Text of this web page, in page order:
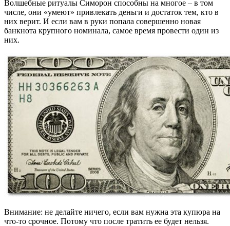
Волшебные ритуалы Симорон способны на многое – в том
числе, они «умеют» привлекать деньги и достаток тем, кто в
них верит. И если вам в руки попала совершенно новая
банкнота крупного номинала, самое время провести один из
них.
Внимание: не делайте ничего, если вам нужна эта купюра на
что-то срочное. Потому что после тратить ее будет нельзя.